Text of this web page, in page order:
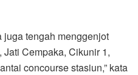
tengah menggenjot
Cempaka, Cikunir 1,
concourse stasiun,” kata